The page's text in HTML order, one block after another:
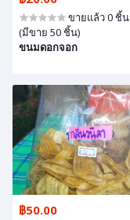
ขายแล้ว 0 ชิ้น
(มีขาย 50 ชิ้น)
ขนมดอกจอก
฿50.00